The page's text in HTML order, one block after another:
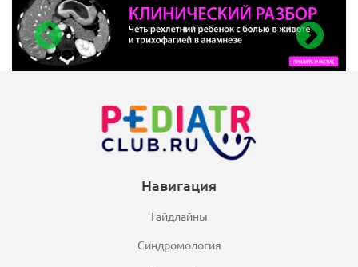
Навигация
Гайдлайны
Синдромология